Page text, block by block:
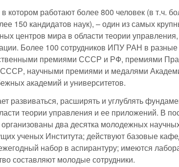
работают более 800 человек (в т.ч.
150 кандидатов наук), – один из самых
центров мира в области теории
Более 100 сотрудников ИПУ РАН в
премиями СССР и РФ, премиями
СССР, научными премиями и медалями
академий и университетов.
развиваться, расширять и углублять
теории управления и ее приложений. В
организованы два десятка молодежных
ученых Института; действуют базовые
набор в аспирантуру; имеются
составляют молодые сотрудники.